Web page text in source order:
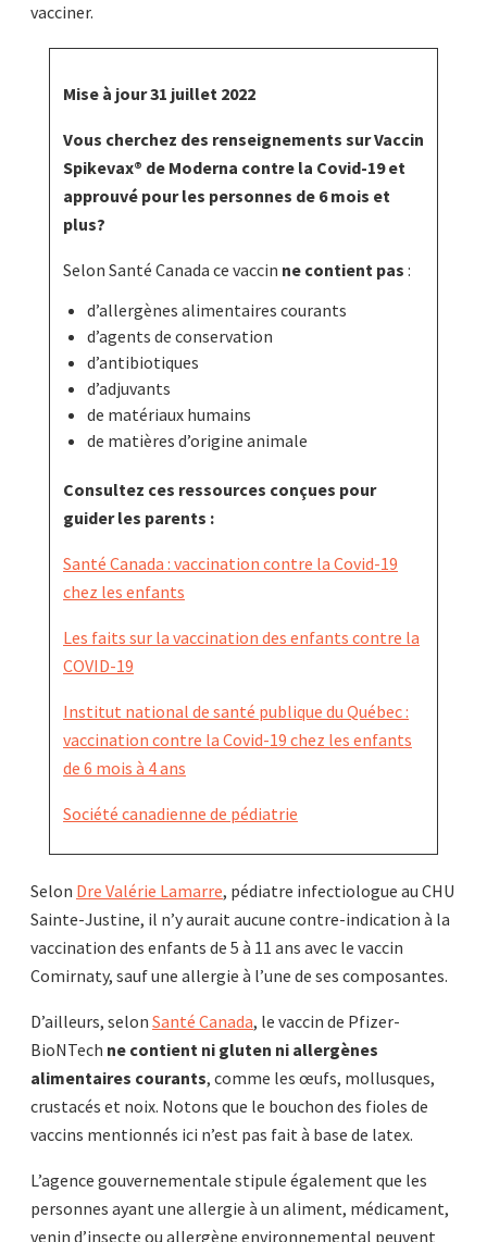
vacciner.
Mise à jour 31 juillet 2022
Vous cherchez des renseignements sur Vaccin
Spikevax® de Moderna contre la Covid-19 et
approuvé pour les personnes de 6 mois et
plus?
Selon Santé Canada ce vaccin ne contient pas :
d’allergènes alimentaires courants
d’agents de conservation
d’antibiotiques
d’adjuvants
de matériaux humains
de matières d’origine animale
Consultez ces ressources conçues pour
guider les parents :
Santé Canada : vaccination contre la Covid-19
chez les enfants
Les faits sur la vaccination des enfants contre la
COVID-19
Institut national de santé publique du Québec :
vaccination contre la Covid-19 chez les enfants
de 6 mois à 4 ans
Société canadienne de pédiatrie
Selon Dre Valérie Lamarre, pédiatre infectiologue au CHU
Sainte-Justine, il n’y aurait aucune contre-indication à la
vaccination des enfants de 5 à 11 ans avec le vaccin
Comirnaty, sauf une allergie à l’une de ses composantes.
D’ailleurs, selon Santé Canada, le vaccin de Pfizer-
BioNTech ne contient ni gluten ni allergènes
alimentaires courants, comme les œufs, mollusques,
crustacés et noix. Notons que le bouchon des fioles de
vaccins mentionnés ici n’est pas fait à base de latex.
L’agence gouvernementale stipule également que les
personnes ayant une allergie à un aliment, médicament,
venin d’insecte ou allergène environnemental peuvent